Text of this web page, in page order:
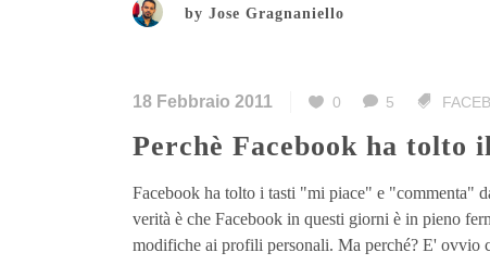
by Jose Gragnaniello
18 Febbraio 2011 0 5
Perchè Facebook ha
Facebook ha tolto i tasti "mi piace" e "commenta"
verità è che Facebook in questi giorni è in pieno
modifiche ai profili personali. Ma perché? E' ovvio